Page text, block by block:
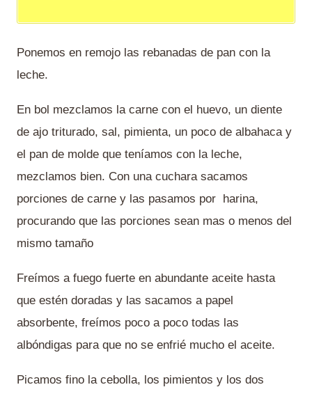
Ponemos en remojo las rebanadas de pan con la
leche.
En bol mezclamos la carne con el huevo, un diente
de ajo triturado, sal, pimienta, un poco de albahaca y
el pan de molde que teníamos con la leche,
mezclamos bien. Con una cuchara sacamos
porciones de carne y las pasamos por harina,
procurando que las porciones sean mas o menos del
mismo tamaño
Freímos a fuego fuerte en abundante aceite hasta
que estén doradas y las sacamos a papel
absorbente, freímos poco a poco todas las
albóndigas para que no se enfrié mucho el aceite.
Picamos fino la cebolla, los pimientos y los dos